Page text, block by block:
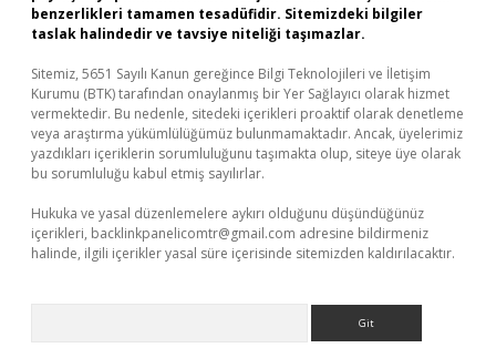
benzerlikleri tamamen tesadüfidir. Sitemizdeki bilgiler
taslak halindedir ve tavsiye niteliği taşımazlar.
Sitemiz, 5651 Sayılı Kanun gereğince Bilgi Teknolojileri ve İletişim
Kurumu (BTK) tarafından onaylanmış bir Yer Sağlayıcı olarak hizmet
vermektedir. Bu nedenle, sitedeki içerikleri proaktif olarak denetleme
veya araştırma yükümlülüğümüz bulunmamaktadır. Ancak, üyelerimiz
yazdıkları içeriklerin sorumluluğunu taşımakta olup, siteye üye olarak
bu sorumluluğu kabul etmiş sayılırlar.
Hukuka ve yasal düzenlemelere aykırı olduğunu düşündüğünüz
içerikleri, backlinkpanelicomtr@gmail.com adresine bildirmeniz
halinde, ilgili içerikler yasal süre içerisinde sitemizden kaldırılacaktır.